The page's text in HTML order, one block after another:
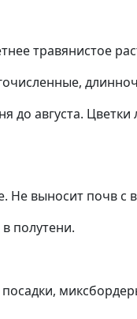
травянистое
до августа.
Не выносит почв с
полутени.